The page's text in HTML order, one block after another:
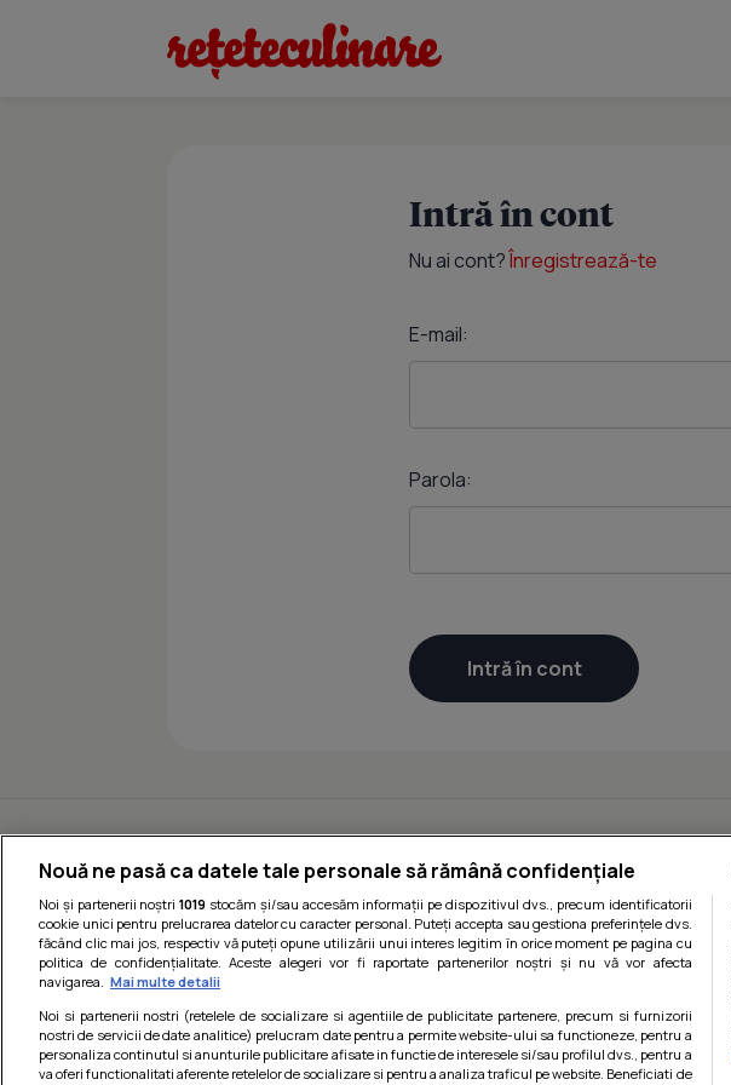
Intră în cont
Nu ai cont?Înregistrează-te
E-mail:
Parola:
Nouă ne pasă ca datele tale personale să rămână confidențiale
Noi și partenerii noștri1019 stocăm și/sau accesăm informații pe dispozitivul dvs., precum identificatorii
cookie unici pentru prelucrarea datelor cu caracter personal. Puteți accepta sau gestiona preferințele dvs.
făcând clic mai jos, respectiv vă puteți opune utilizării unui interes legitim în orice moment pe pagina cu
politica de confidențialitate. Aceste alegeri vor fi raportate partenerilor noștri și nu vă vor afecta
navigarea. Mai multe detalii
Noi si partenerii nostri (retelele de socializare si agentiile de publicitate partenere, precum si furnizorii
nostri de servicii de date analitice) prelucram date pentru a permite website-ului sa functioneze, pentru a
personaliza continutul si anunturile publicitare afisate in functie de interesele si/sau profilul dvs., pentru a
va oferi functionalitati aferente retelelor de socializare si pentru a analiza traficul pe website. Beneficiati de